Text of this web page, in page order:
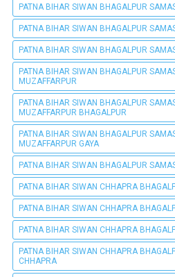
PATNA BIHAR SIWAN BHAGALPUR
PATNA BIHAR SIWAN BHAGALPUR
PATNA BIHAR SIWAN BHAGALPUR
PATNA BIHAR SIWAN BHAGALPUR
MUZAFFARPUR
PATNA BIHAR SIWAN BHAGALPUR
MUZAFFARPUR BHAGALPUR
PATNA BIHAR SIWAN BHAGALPUR
MUZAFFARPUR GAYA
PATNA BIHAR SIWAN BHAGALPUR
PATNA BIHAR SIWAN CHHAPRA
PATNA BIHAR SIWAN CHHAPRA
PATNA BIHAR SIWAN CHHAPRA
PATNA BIHAR SIWAN CHHAPRA
CHHAPRA